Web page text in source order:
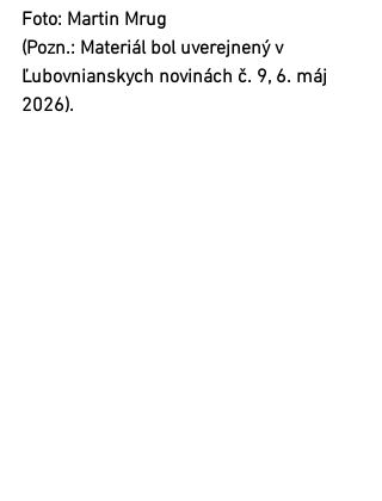
Foto: Martin Mrug
(Pozn.: Materiál bol uverejnený v
Ľubovnianskych novinách č. 9, 6. máj
2026).